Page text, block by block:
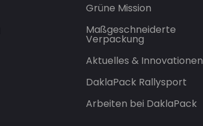
Grüne Mission
Maßgeschneiderte
Verpackung
Aktuelles & Innovationen
DaklaPack Rallysport
Arbeiten bei DaklaPack